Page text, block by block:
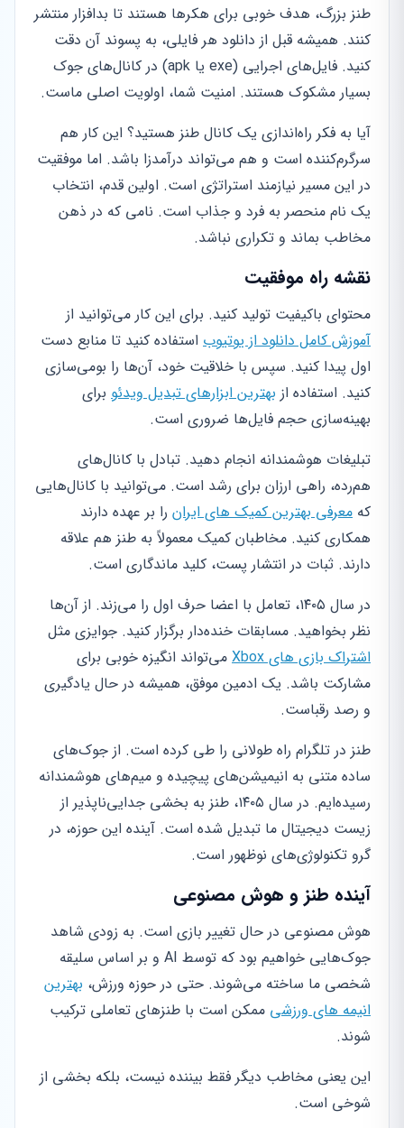
طنز بزرگ، هدف خوبی برای هکرها هستند تا بدافزار منتشر
کنند. همیشه قبل از دانلود هر فایلی، به پسوند آن دقت
کنید. فایل‌های اجرایی (exe یا apk) در کانال‌های جوک
بسیار مشکوک هستند. امنیت شما، اولویت اصلی ماست.
آیا به فکر راه‌اندازی یک کانال طنز هستید؟ این کار هم
سرگرم‌کننده است و هم می‌تواند درآمدزا باشد. اما موفقیت
در این مسیر نیازمند استراتژی است. اولین قدم، انتخاب
یک نام منحصر به فرد و جذاب است. نامی که در ذهن
مخاطب بماند و تکراری نباشد.
نقشه راه موفقیت
محتوای باکیفیت تولید کنید. برای این کار می‌توانید از
آموزش کامل دانلود از یوتیوب استفاده کنید تا منابع دست
اول پیدا کنید. سپس با خلاقیت خود، آن‌ها را بومی‌سازی
کنید. استفاده از بهترین ابزارهای تبدیل ویدئو برای
بهینه‌سازی حجم فایل‌ها ضروری است.
تبلیغات هوشمندانه انجام دهید. تبادل با کانال‌های
هم‌رده، راهی ارزان برای رشد است. می‌توانید با کانال‌هایی
که معرفی بهترین کمیک های ایران را بر عهده دارند
همکاری کنید. مخاطبان کمیک معمولاً به طنز هم علاقه
دارند. ثبات در انتشار پست، کلید ماندگاری است.
در سال ۱۴۰۵، تعامل با اعضا حرف اول را می‌زند. از آن‌ها
نظر بخواهید. مسابقات خنده‌دار برگزار کنید. جوایزی مثل
اشتراک بازی های Xbox
می‌تواند انگیزه خوبی برای
مشارکت باشد. یک ادمین موفق، همیشه در حال یادگیری
و رصد رقباست.
طنز در تلگرام راه طولانی را طی کرده است. از جوک‌های
ساده متنی به انیمیشن‌های پیچیده و میم‌های هوشمندانه
رسیده‌ایم. در سال ۱۴۰۵، طنز به بخشی جدایی‌ناپذیر از
زیست دیجیتال ما تبدیل شده است. آینده این حوزه، در
گرو تکنولوژی‌های نوظهور است.
آینده طنز و هوش مصنوعی
هوش مصنوعی در حال تغییر بازی است. به زودی شاهد
جوک‌هایی خواهیم بود که توسط AI و بر اساس سلیقه
شخصی ما ساخته می‌شوند. حتی در حوزه ورزش، بهترین
انیمه های ورزشی ممکن است با طنزهای تعاملی ترکیب
شوند.
این یعنی مخاطب دیگر فقط بیننده نیست، بلکه بخشی از
شوخی است.